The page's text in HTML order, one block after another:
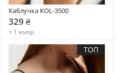
Каблучка KOL-3500
329 ₴
+ 1 колір
ТОП